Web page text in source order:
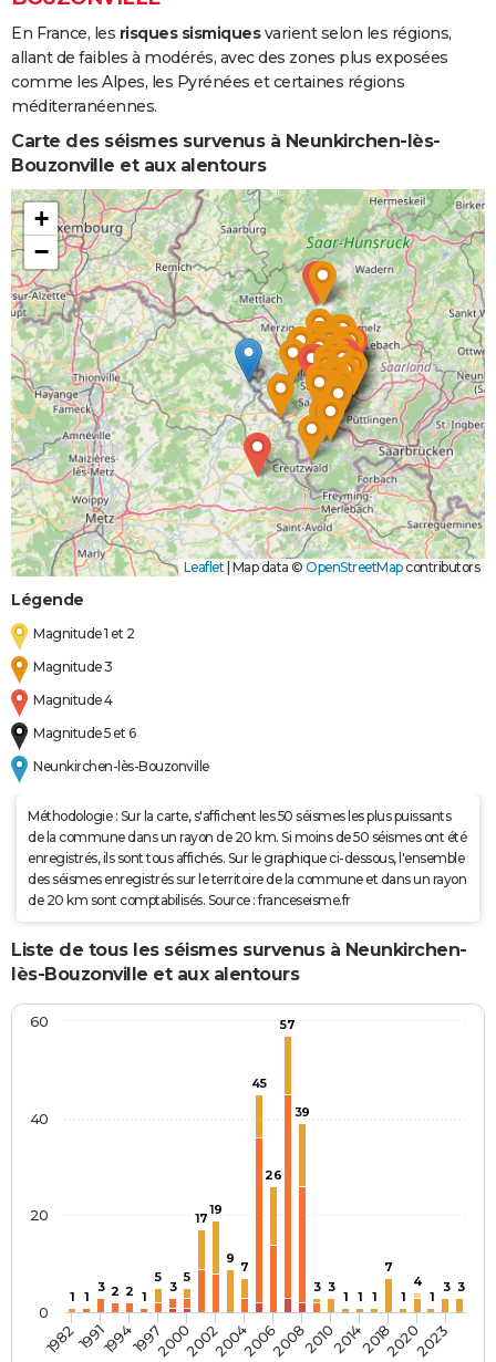
Inondations
et/ou
Coulées de
Boue
08/12/1982 31/12/1982 24 j Oui
En France, les risques sismiquesvarient selon les régions,
allant de faibles à modérés, avec des zones plus exposées
comme les Alpes, les Pyrénées et certaines régions
méditerranéennes.
Carte des séismes survenus à Neunkirchen-lès-
Bouzonville et aux alentours
+
−
Leaflet | Map data © OpenStreetMapcontributors
Légende
Magnitude 1 et 2
Magnitude 3
Magnitude 4
Magnitude 5 et 6
Neunkirchen-lès-Bouzonville
Méthodologie : Sur la carte, s'affichent les 50 séismes les plus puissants
de la commune dans un rayon de 20 km. Si moins de 50 séismes ont été
enregistrés, ils sont tous affichés. Sur le graphique ci-dessous, l'ensemble
des séismes enregistrés sur le territoire de la commune et dans un rayon
de 20 km sont comptabilisés. Source : franceseisme.fr
Liste de tous les séismes survenus à Neunkirchen-
lès-Bouzonville et aux alentours
1 1
3 2 2 1
5
3
5
17
19
9
7
45
26
57
39
3 3
1 1 1
7
1
4
1
3 3
19821991199419972000200220042006200820102014201820202023
0
20
40
60